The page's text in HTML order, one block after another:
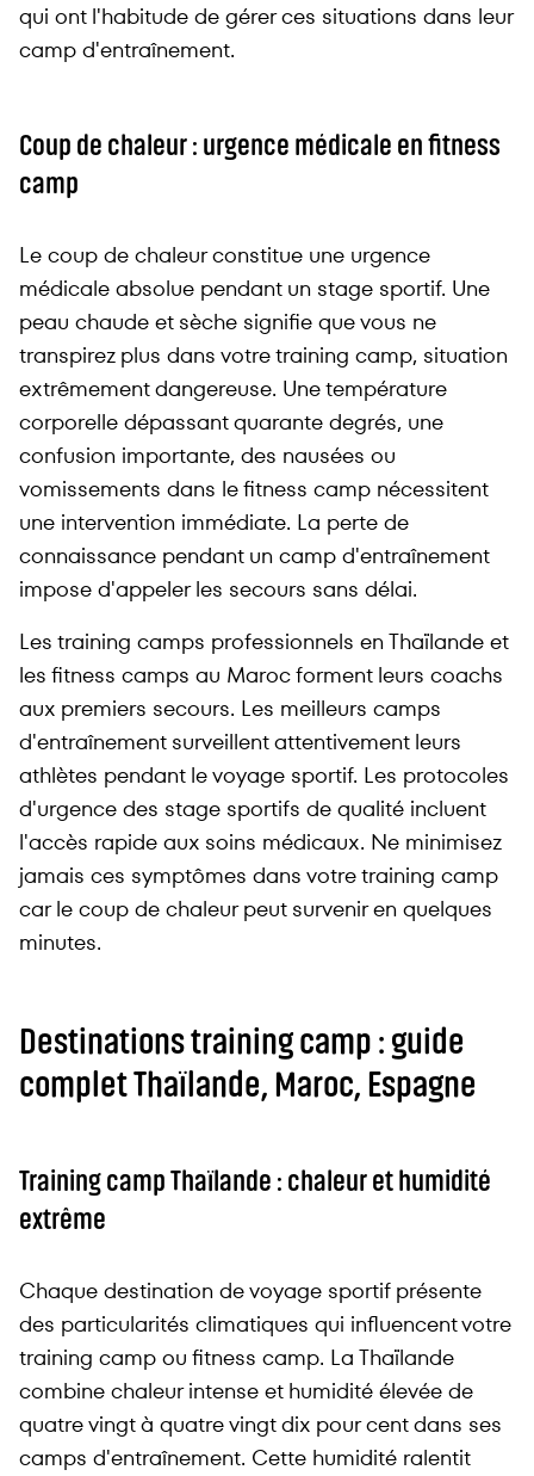
qui ont l'habitude de gérer ces situations dans leur
camp d'entraînement.
Coup de chaleur : urgence médicale en fitness
camp
Le coup de chaleur constitue une urgence
médicale absolue pendant un stage sportif. Une
peau chaude et sèche signifie que vous ne
transpirez plus dans votre training camp, situation
extrêmement dangereuse. Une température
corporelle dépassant quarante degrés, une
confusion importante, des nausées ou
vomissements dans le fitness camp nécessitent
une intervention immédiate. La perte de
connaissance pendant un camp d'entraînement
impose d'appeler les secours sans délai.
Les training camps professionnels en Thaïlande et
les fitness camps au Maroc forment leurs coachs
aux premiers secours. Les meilleurs camps
d'entraînement surveillent attentivement leurs
athlètes pendant le voyage sportif. Les protocoles
d'urgence des stage sportifs de qualité incluent
l'accès rapide aux soins médicaux. Ne minimisez
jamais ces symptômes dans votre training camp
car le coup de chaleur peut survenir en quelques
minutes.
Destinations training camp : guide
complet Thaïlande, Maroc, Espagne
Training camp Thaïlande : chaleur et humidité
extrême
Chaque destination de voyage sportif présente
des particularités climatiques qui influencent votre
training camp ou fitness camp. La Thaïlande
combine chaleur intense et humidité élevée de
quatre vingt à quatre vingt dix pour cent dans ses
camps d'entraînement. Cette humidité ralentit